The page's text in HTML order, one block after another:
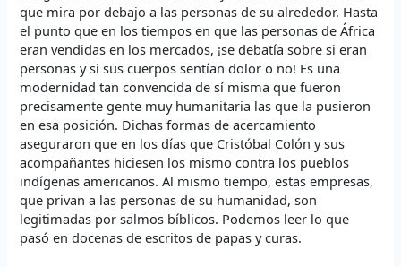
que mira por debajo a las personas de su alrededor. Hasta
el punto que en los tiempos en que las personas de África
eran vendidas en los mercados, ¡se debatía sobre si eran
personas y si sus cuerpos sentían dolor o no! Es una
modernidad tan convencida de sí misma que fueron
precisamente gente muy humanitaria las que la pusieron
en esa posición. Dichas formas de acercamiento
aseguraron que en los días que Cristóbal Colón y sus
acompañantes hiciesen los mismo contra los pueblos
indígenas americanos. Al mismo tiempo, estas empresas,
que privan a las personas de su humanidad, son
legitimadas por salmos bíblicos. Podemos leer lo que
pasó en docenas de escritos de papas y curas.